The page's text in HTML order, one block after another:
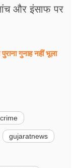
और इंसाफ पर
गुनाह नहीं भूला
gujaratnews